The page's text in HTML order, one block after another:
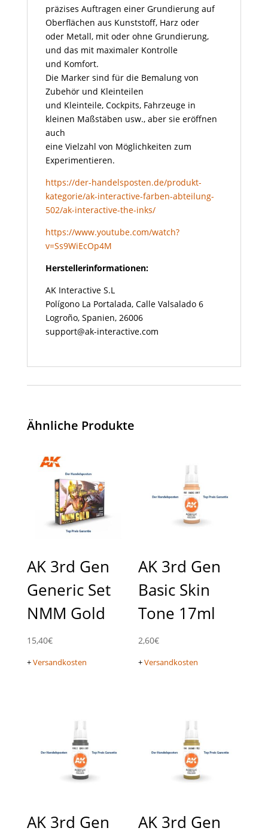
präzises Auftragen einer Grundierung auf
Oberflächen aus Kunststoff, Harz oder
oder Metall, mit oder ohne Grundierung,
und das mit maximaler Kontrolle
und Komfort.
Die Marker sind für die Bemalung von
Zubehör und Kleinteilen
und Kleinteile, Cockpits, Fahrzeuge in
kleinen Maßstäben usw., aber sie eröffnen
auch
eine Vielzahl von Möglichkeiten zum
Experimentieren.
https://der-handelsposten.de/produkt-
kategorie/ak-interactive-farben-abteilung-
502/ak-interactive-the-inks/
https://www.youtube.com/watch?
v=Ss9WiEcOp4M
Herstellerinformationen:
AK Interactive S.L
Polígono La Portalada, Calle Valsalado 6
Logroño, Spanien, 26006
support@ak-interactive.com
Ähnliche Produkte
AK 3rd Gen
Generic Set
NMM Gold
15,40€
+Versandkosten
AK 3rd Gen
Basic Skin
Tone 17ml
2,60€
+Versandkosten
AK 3rd Gen
AK 3rd Gen